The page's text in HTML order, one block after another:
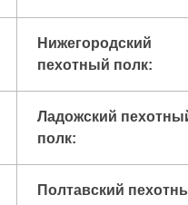
Нижегородский
пехотный полк:
Ладожский
полк:
Полтавский